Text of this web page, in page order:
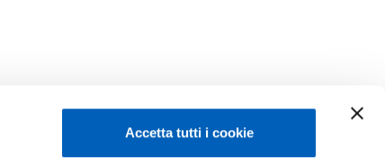
Accetta tutti i cookie